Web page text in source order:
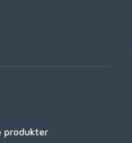
produkter